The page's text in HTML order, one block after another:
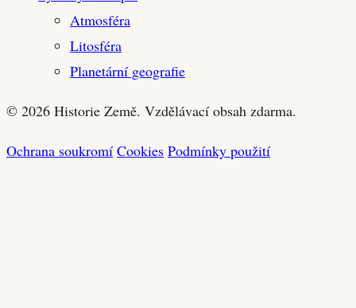
Atmosféra
Litosféra
Planetární geografie
© 2026 Historie Země. Vzdělávací obsah zdarma.
Ochrana soukromí Cookies Podmínky použití